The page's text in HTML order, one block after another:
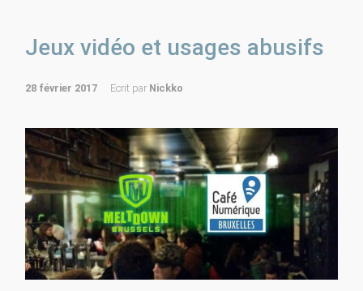
Jeux vidéo et usages abusifs
28 février 2017 Ecrit par Nickko